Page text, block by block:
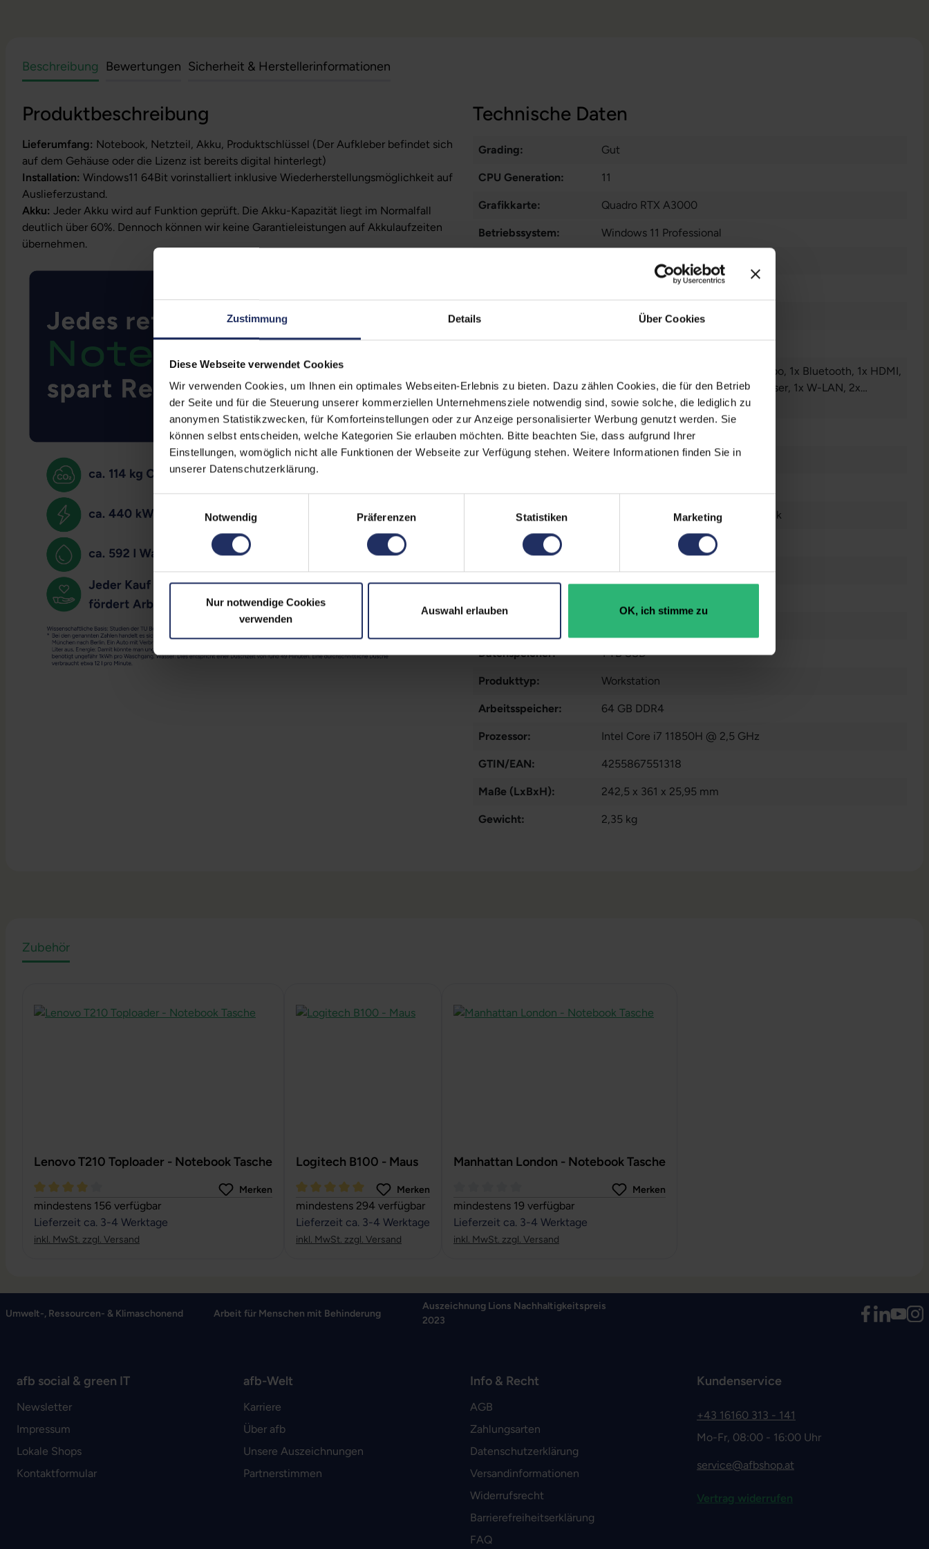
Zustimmung Details Über Cookies
Diese Webseite verwendet Cookies
Wir verwenden Cookies, um Ihnen ein optimales Webseiten-Erlebnis zu bieten. Dazu zählen Cookies, die für den Betrieb
der Seite und für die Steuerung unserer kommerziellen Unternehmensziele notwendig sind, sowie solche, die lediglich zu
anonymen Statistikzwecken, für Komforteinstellungen oder zur Anzeige personalisierter Werbung genutzt werden. Sie
können selbst entscheiden, welche Kategorien Sie erlauben möchten. Bitte beachten Sie, dass aufgrund Ihrer
Einstellungen, womöglich nicht alle Funktionen der Webseite zur Verfügung stehen. Weitere Informationen finden Sie in
unserer Datenschutzerklärung.
Notwendig
Präferenzen Statistiken Marketing
Nur notwendige Cookies
verwenden
Auswahl erlauben OK, ich stimme zu
Beschreibung Bewertungen Sicherheit & Herstellerinformationen
Produktbeschreibung
Lieferumfang: Notebook, Netzteil, Akku, Produktschlüssel (Der Aufkleber befindet sich
auf dem Gehäuse oder die Lizenz ist bereits digital hinterlegt)
Installation: Windows11 64Bit vorinstalliert inklusive Wiederherstellungsmöglichkeit auf
Auslieferzustand.
Akku: Jeder Akku wird auf Funktion geprüft. Die Akku-Kapazität liegt im Normalfall
deutlich über 60%. Dennoch können wir keine Garantieleistungen auf Akkulaufzeiten
übernehmen.
Technische Daten
Grading: Gut
CPU Generation: 11
Grafikkarte: Quadro RTX A3000
Betriebssystem: Windows 11 Professional
Mattes Display
Webcam:
Tastaturbeleuchtung: Ja
1x Audio / Mikrofon - 3.5 mm Combo, 1x Bluetooth, 1x HDMI,
1x Mini DisplayPort , 1x SD-Kartenleser, 1x W-LAN, 2x
Thunderbolt, 2x USB 3 Typ A
Mehr anzeigen
Displaygröße: 15,6 Zoll
LTE: Nein
Tastaturlayout: Deutsch (QWERTZ) mit Ziffernblock
Grafikkartenspeicher:
Fingerprintreader: Nein
Datenspeicher: 1 TB SSD
Produkttyp: Workstation
Arbeitsspeicher: 64 GB DDR4
Prozessor: Intel Core i7 11850H @ 2,5 GHz
GTIN/EAN: 4255867551318
Maße (LxBxH): 242,5 x 361 x 25,95 mm
Gewicht: 2,35 kg
Zubehör
Lenovo T210 Toploader - Notebook Tasche
Durchschnittliche Bewertung von 4 von 5 Sternen
Merken
mindestens 156 verfügbar
Lieferzeit ca. 3-4 Werktage
inkl. MwSt. zzgl. Versand
Logitech B100 - Maus
Durchschnittliche Bewertung von 5 von 5 Sternen
Merken
mindestens 294 verfügbar
Lieferzeit ca. 3-4 Werktage
inkl. MwSt. zzgl. Versand
Manhattan London - Notebook Tasche
Durchschnittliche Bewertung von 0 von 5 Sternen
Merken
mindestens 19 verfügbar
Lieferzeit ca. 3-4 Werktage
inkl. MwSt. zzgl. Versand
Umwelt-, Ressourcen- & Klimaschonend Arbeit für Menschen mit Behinderung
Auszeichnung Lions Nachhaltigkeitspreis
2023
afb social & green IT
Newsletter
Impressum
Lokale Shops
Kontaktformular
afb-Welt
Karriere
Über afb
Unsere Auszeichnungen
Partnerstimmen
Info & Recht
AGB
Zahlungsarten
Datenschutzerklärung
Versandinformationen
Widerrufsrecht
Barrierefreiheitserklärung
FAQ
Kundenservice
+43 16160 313 - 141
Mo-Fr, 08:00 - 16:00 Uhr
service@afbshop.at
Vertrag widerrufen